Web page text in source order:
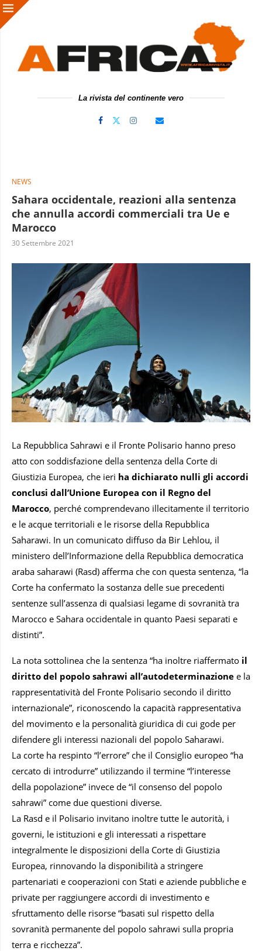
La rivista del continente vero
NEWS
Sahara occidentale, reazioni alla sentenza
che annulla accordi commerciali tra Ue e
Marocco
30 Settembre 2021
La Repubblica Sahrawi e il Fronte Polisario hanno preso
atto con soddisfazione della sentenza della Corte di
Giustizia Europea, che ieri ha dichiarato nulli gli accordi
conclusi dall’Unione Europea con il Regno del
Marocco, perché comprendevano illecitamente il territorio
e le acque territoriali e le risorse della Repubblica
Saharawi. In un comunicato diffuso da Bir Lehlou, il
ministero dell’Informazione della Repubblica democratica
araba saharawi (Rasd) afferma che con questa sentenza, “la
Corte ha confermato la sostanza delle sue precedenti
sentenze sull’assenza di qualsiasi legame di sovranità tra
Marocco e Sahara occidentale in quanto Paesi separati e
distinti”.
La nota sottolinea che la sentenza “ha inoltre riaffermato il
diritto del popolo sahrawi all’autodeterminazione e la
rappresentatività del Fronte Polisario secondo il diritto
internazionale”, riconoscendo la capacità rappresentativa
del movimento e la personalità giuridica di cui gode per
difendere gli interessi nazionali del popolo Saharawi.
La corte ha respinto “l’errore” che il Consiglio europeo “ha
cercato di introdurre” utilizzando il termine “l’interesse
della popolazione” invece de “il consenso del popolo
sahrawi” come due questioni diverse.
La Rasd e il Polisario invitano inoltre tutte le autorità, i
governi, le istituzioni e gli interessati a rispettare
integralmente le disposizioni della Corte di Giustizia
Europea, rinnovando la disponibilità a stringere
partenariati e cooperazioni con Stati e aziende pubbliche e
private per raggiungere accordi di investimento e
sfruttamento delle risorse “basati sul rispetto della
sovranità permanente del popolo sahrawi sulla propria
terra e ricchezza”.